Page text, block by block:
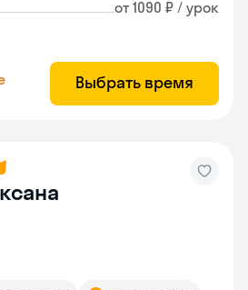
от 1090 ₽ / урок
Выбрать время